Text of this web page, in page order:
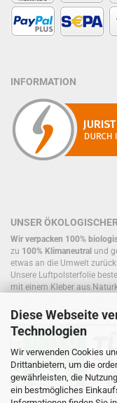
Diese Webseite
Technologien
Wir verwenden Cookies
Drittanbietern, um die
gewährleisten, die
ein bestmögliches
INFORMATION
UNSER
Wir verpacken 100%
zu 100% Klimaneutral und
etwas an die Umwelt zurück.
Unsere Luftpolsterfolie
mit einem Kleber aus
Füllmaterial, bereits im